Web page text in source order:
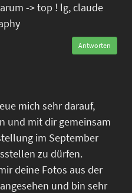
-> top ! lg, claude
Antworten
mich sehr darauf,
und mit dir gemeinsam
im September
zu dürfen.
deine Fotos aus der
und bin sehr